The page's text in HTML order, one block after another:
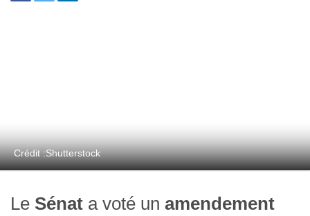
Crédit :Shutterstock
Le Sénat a voté un amendement